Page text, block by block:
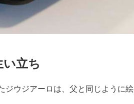
立ち
ジウジアーロは、父と同じように絵